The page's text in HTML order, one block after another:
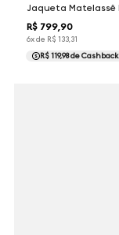
R$ 799 90
6x de R$ 133,31
R$ 119,98de Cashback